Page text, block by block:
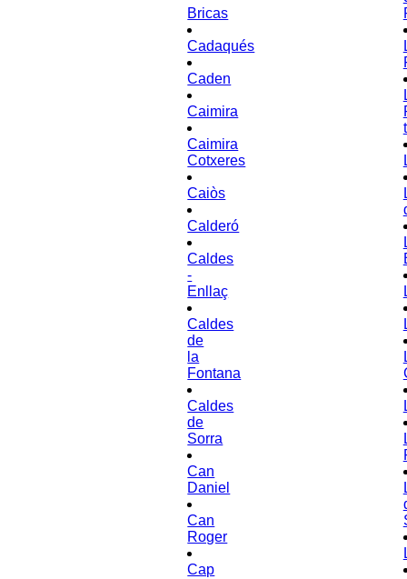
Bricas
Cadaqués
Caden
Caimira
Caimira
Cotxeres
Caiòs
Calderó
Caldes
-
Enllaç
Caldes
de
la
Fontana
Caldes
de
Sorra
Can
Daniel
Can
Roger
Cap